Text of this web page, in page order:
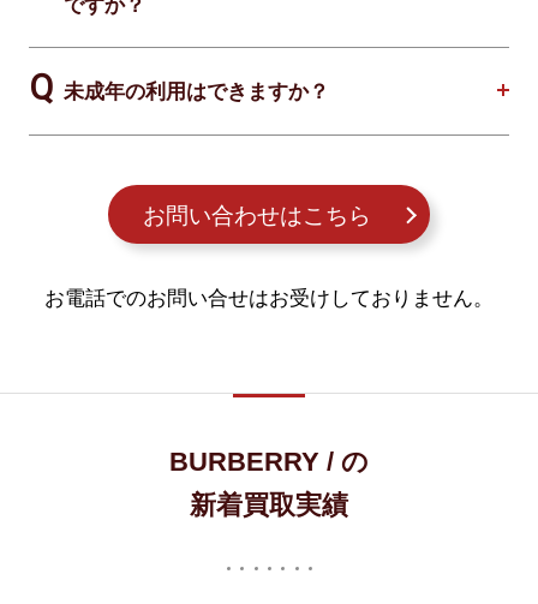
ですか？
未成年の利用はできますか？
お問い合わせはこちら
お電話でのお問い合せはお受けしておりません。
BURBERRY / の
新着買取実績